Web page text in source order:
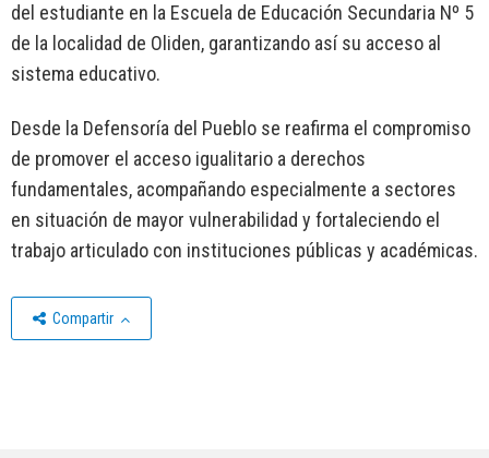
del estudiante en la Escuela de Educación Secundaria Nº 5
de la localidad de Oliden, garantizando así su acceso al
sistema educativo.
Desde la Defensoría del Pueblo se reafirma el compromiso
de promover el acceso igualitario a derechos
fundamentales, acompañando especialmente a sectores
en situación de mayor vulnerabilidad y fortaleciendo el
trabajo articulado con instituciones públicas y académicas.
Compartir